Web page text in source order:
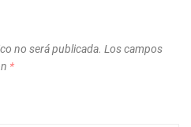
no será publicada. Los campos
*